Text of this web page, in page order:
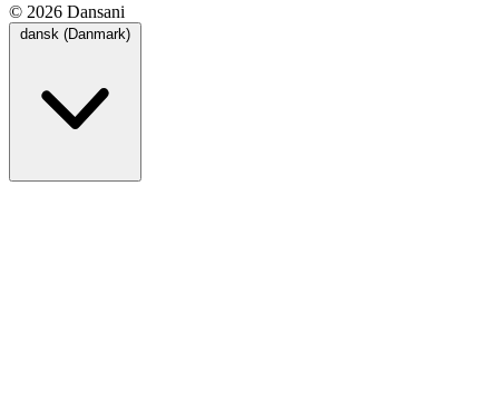
© 2026 Dansani
dansk (Danmark)